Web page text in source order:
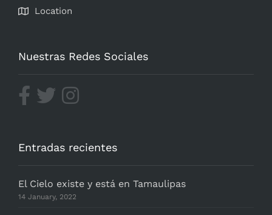
Location
Nuestras Redes Sociales
Entradas recientes
El Cielo existe y está en Tamaulipas
14 January, 2022